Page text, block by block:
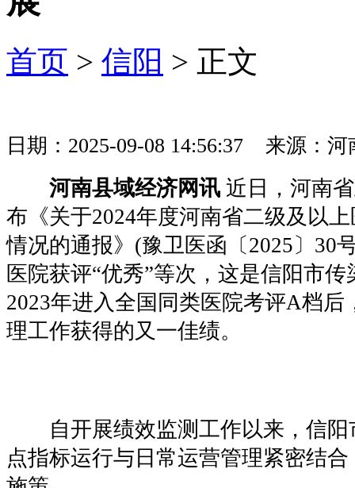
首页 > 信阳 > 正文
日期：2025-09-08 14:56:37 来源：
河南县域经济网讯 近日，河南
布《关于2024年度河南省二级及以
情况的通报》(豫卫医函〔2025〕30
医院获评“优秀”等次，这是信阳市
2023年进入全国 同类医院考评A档后
理工作获得的又一佳绩。
自开展绩效监测工作以来，信阳
点指标运行与日常运营管理紧密结